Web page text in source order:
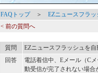
FAQトップ＞ EZニュースフラッ
< 前の質問へ
質問
EZニュースフラッシュを
回答
電話着信中、Eメール（C
動受信が完了されない場